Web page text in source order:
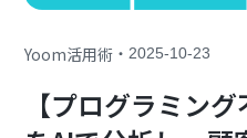
Yoom活用術 ・2025-10-23
【プログラミン